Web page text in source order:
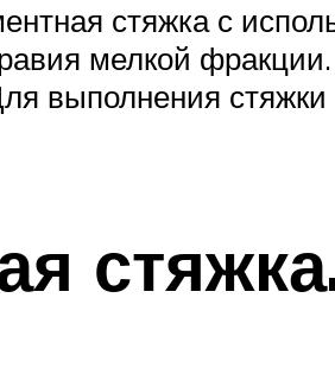
стяжка с
мелкой
выполнения